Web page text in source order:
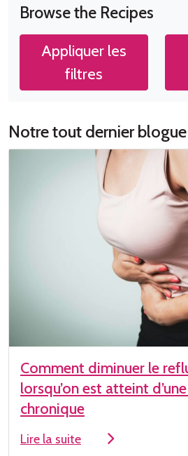
Browse the Recipes
Appliquer les
filtres
Notre tout dernier blogue
Comment diminuer le
lorsqu’on est atteint
chronique
Lire la suite